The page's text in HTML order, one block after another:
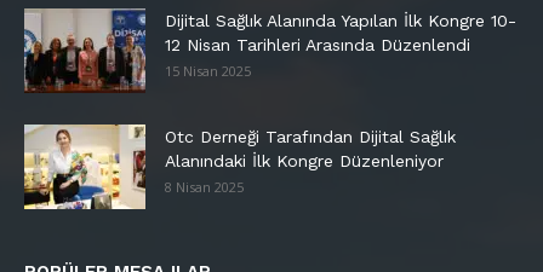
Dijital Sağlık Alanında Yapılan İlk Kongre 10-
12 Nisan Tarihleri Arasında Düzenlendi
15 Nisan 2025
Otc Derneği Tarafından Dijital Sağlık
Alanındaki İlk Kongre Düzenleniyor
8 Nisan 2025